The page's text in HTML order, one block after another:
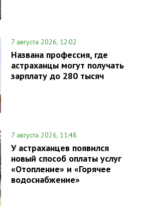
7 августа 2026, 12:02
Названа профессия, где
астраханцы могут получать
зарплату до 280 тысяч
7 августа 2026, 11:48
У астраханцев появился
новый способ оплаты услуг
«Отопление» и «Горячее
водоснабжение»